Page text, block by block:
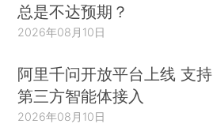
总是不达预期？
2026年08月10日
阿里千问开放平台上线 支持
第三方智能体接入
2026年08月10日